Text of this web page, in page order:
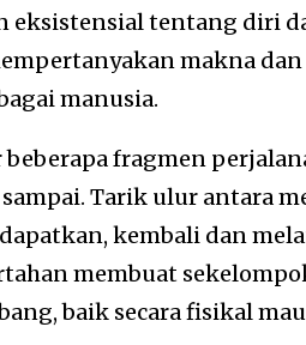
eksistensial tentang diri
makna
manusia.
fragmen
Tarik ulur antara
kembali dan
membuat
baik secara fisikal